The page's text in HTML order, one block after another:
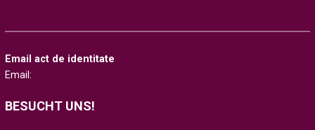
Email act de identitate
Email:
BESUCHT UNS!